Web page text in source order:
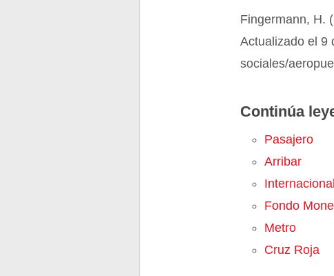
Fingermann, H.
Actualizado el 9
sociales/
Continúa
Pasajero
Arribar
Internacional
Fondo
Metro
Cruz Roja